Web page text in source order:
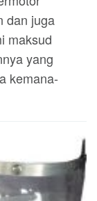
dan juga
maksud
yang
kemana-